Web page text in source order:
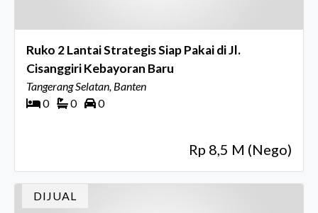
Ruko 2 Lantai Strategis Siap Pakai di Jl.
Cisanggiri Kebayoran Baru
Tangerang Selatan, Banten
0
0 0
Rp 8,5 M (Nego)
DIJUAL